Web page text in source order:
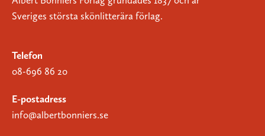
Sveriges största skönlitterära förlag.
Telefon
08-696 86 20
E-postadress
info@albertbonniers.se